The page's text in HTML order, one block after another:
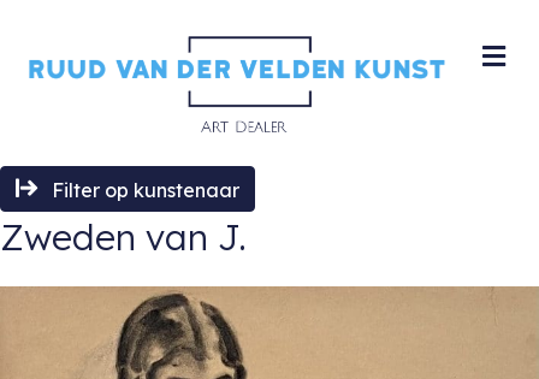
Filter op kunstenaar
Zweden van J.